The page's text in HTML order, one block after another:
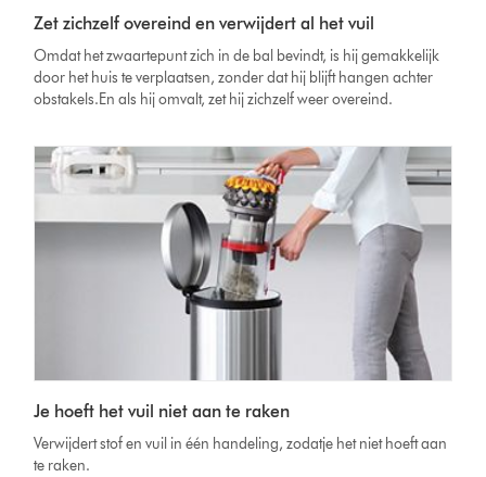
Zet zichzelf overeind en verwijdert al het vuil
Omdat het zwaartepunt zich in de bal bevindt, is hij gemakkelijk
door het huis te verplaatsen, zonder dat hij blijft hangen achter
obstakels.En als hij omvalt, zet hij zichzelf weer overeind.
Je hoeft het vuil niet aan te raken
Verwijdert stof en vuil in één handeling, zodatje het niet hoeft aan
te raken.